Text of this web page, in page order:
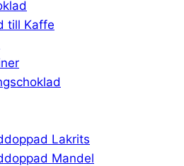
till Kaffe
Lakrits
Mandel